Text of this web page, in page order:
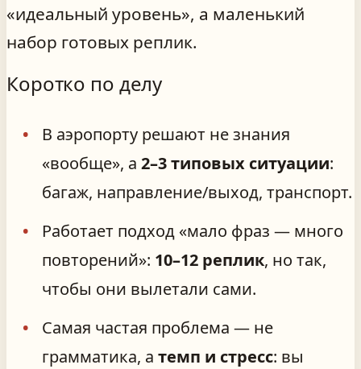
«идеальный уровень», а маленький
набор готовых реплик.
Коротко по делу
В аэропорту решают не знания
«вообще», а 2–3 типовых ситуации:
багаж, направление/выход, транспорт.
Работает подход «мало фраз — много
повторений»: 10–12 реплик, но так,
чтобы они вылетали сами.
Самая частая проблема — не
грамматика, а темп и стресс: вы